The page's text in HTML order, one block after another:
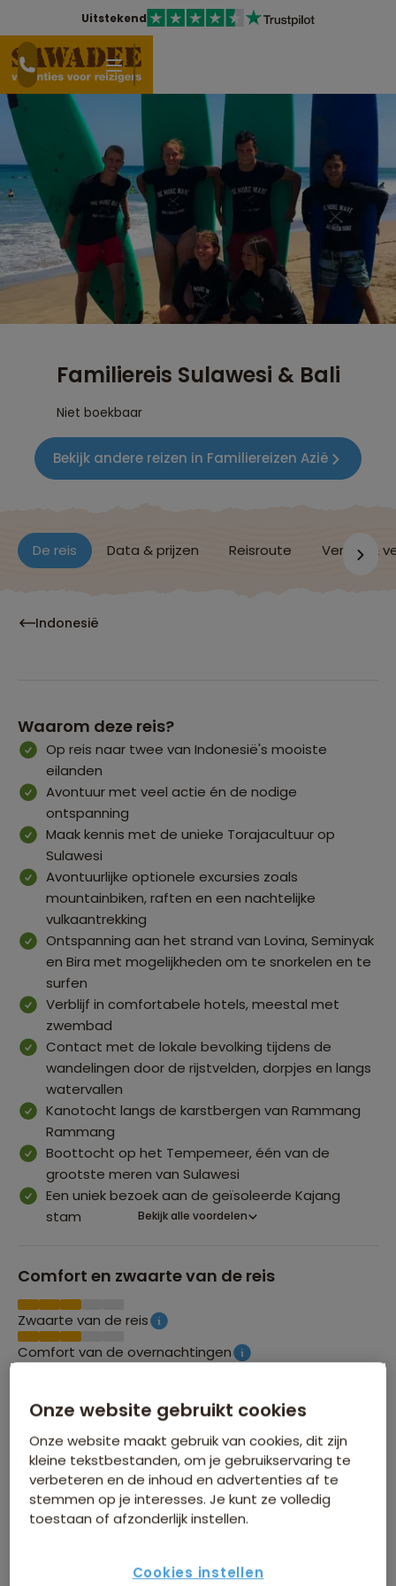
Uitstekend
Familiereis Sulawesi & Bali
Niet boekbaar
Bekijk andere reizen in Familiereizen Azië
De reis Data & prijzen Reisroute Verblijf &
Indonesië
Waarom deze reis?
Op reis naar twee van Indonesië's mooiste
eilanden
Avontuur met veel actie én de nodige
ontspanning
Maak kennis met de unieke Torajacultuur op
Sulawesi
Avontuurlijke optionele excursies zoals
mountainbiken, raften en een nachtelijke
vulkaantrekking
Ontspanning aan het strand van Lovina, Seminyak
en Bira met mogelijkheden om te snorkelen en te
surfen
Verblijf in comfortabele hotels, meestal met
zwembad
Contact met de lokale bevolking tijdens de
wandelingen door de rijstvelden, dorpjes en langs
watervallen
Kanotocht langs de karstbergen van Rammang
Rammang
Boottocht op het Tempemeer, één van de
grootste meren van Sulawesi
Een uniek bezoek aan de geïsoleerde Kajang
stam
Bekijk alle voordelen
Comfort en zwaarte van de reis
Zwaarte van de reis
Comfort van de overnachtingen
Groepsgrootte
Maximaal 24 personen
Onze website gebruikt cookies
Onze website maakt gebruik van cookies, dit zijn
kleine tekstbestanden, om je gebruikservaring te
verbeteren en de inhoud en advertenties af te
stemmen op je interesses. Je kunt ze volledig
toestaan of afzonderlijk instellen.
Cookies instellen